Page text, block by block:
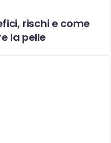
rischi e come
la pelle